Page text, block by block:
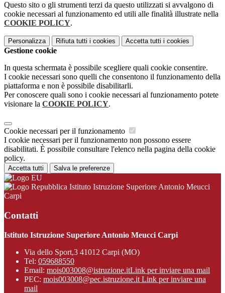
Questo sito o gli strumenti terzi da questo utilizzati si avvalgono di
cookie necessari al funzionamento ed utili alle finalità illustrate nella
COOKIE POLICY.
Personalizza Rifiuta tutti i cookies Accetta tutti i cookies
Gestione cookie
In questa schermata è possibile scegliere quali cookie consentire.
I cookie necessari sono quelli che consentono il funzionamento della
piattaforma e non è possibile disabilitarli.
Per conoscere quali sono i cookie necessari al funzionamento potete
visionare la COOKIE POLICY.
Cookie necessari per il funzionamento
I cookie necessari per il funzionamento non possono essere
disabilitati. È possibile consultare l'elenco nella pagina della cookie
policy.
Accetta tutti Salva le preferenze
Istituto Istruzione Superiore Antonio Meucci
Carpi
Contatti
Istituto Istruzione Superiore Antonio Meucci Carpi
Via dello Sport,3 41012 Carpi (MO)
Tel: 059688550
Email: mois003008@istruzione.itLink per inviare una mail
PEC: mois003008@pec.istruzione.it Link per inviare una
mail